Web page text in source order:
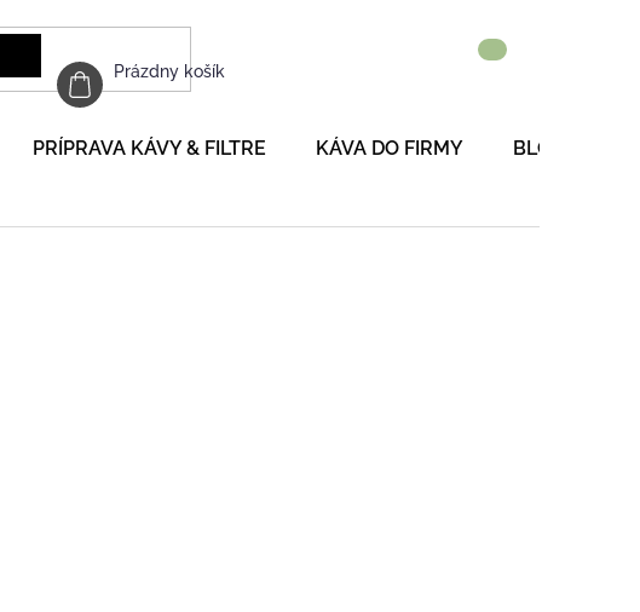
NÁKUPNÝ
KOŠÍK
Prázdny košík
PRÍPRAVA KÁVY & FILTRE KÁVA DO FIRMY BLOG